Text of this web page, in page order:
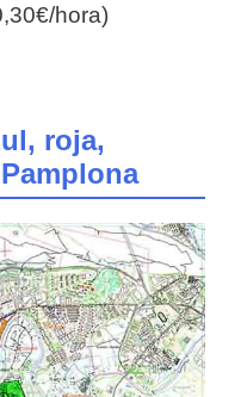
hora)
roja,